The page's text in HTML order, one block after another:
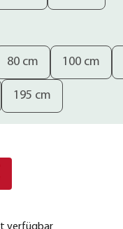
80 cm 100 cm
195 cm